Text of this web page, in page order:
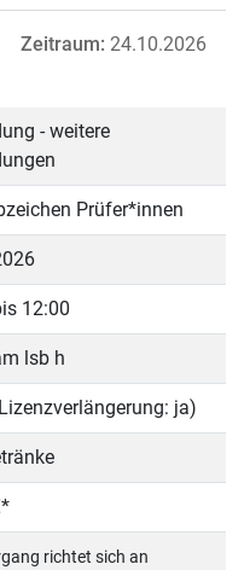
Zeitraum: 24.10.2026
- weitere
Prüfer*innen
12:00
lsb h
ja)
richtet sich an